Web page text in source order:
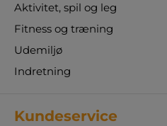
Aktivitet, spil og leg
Fitness og træning
Udemiljø
Indretning
Kundeservice